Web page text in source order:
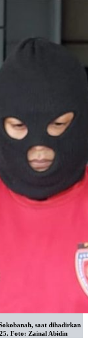
saat dihadirkan
Foto: Zainal Abidin